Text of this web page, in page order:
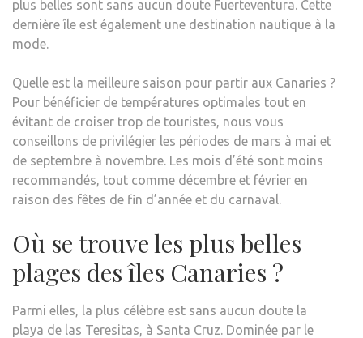
plus belles sont sans aucun doute Fuerteventura. Cette
dernière île est également une destination nautique à la
mode.
Quelle est la meilleure saison pour partir aux Canaries ?
Pour bénéficier de températures optimales tout en
évitant de croiser trop de touristes, nous vous
conseillons de privilégier les périodes de mars à mai et
de septembre à novembre. Les mois d’été sont moins
recommandés, tout comme décembre et février en
raison des fêtes de fin d’année et du carnaval.
Où se trouve les plus belles
plages des îles Canaries ?
Parmi elles, la plus célèbre est sans aucun doute la
playa de las Teresitas, à Santa Cruz. Dominée par le